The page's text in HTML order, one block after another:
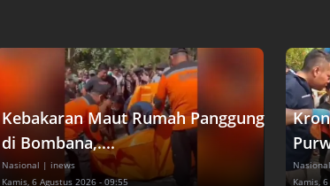
Kebakaran Maut Rumah Panggung
di Bombana,....
Nasional | inews
Kamis, 6 Agustus 2026 - 09:55
Nasional
Kamis,